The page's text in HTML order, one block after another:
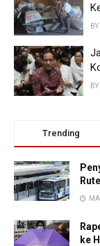
BY
BY
Trending
ke